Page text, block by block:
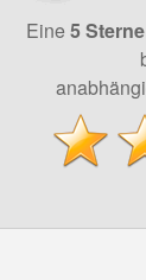
Eine 5 Sterne